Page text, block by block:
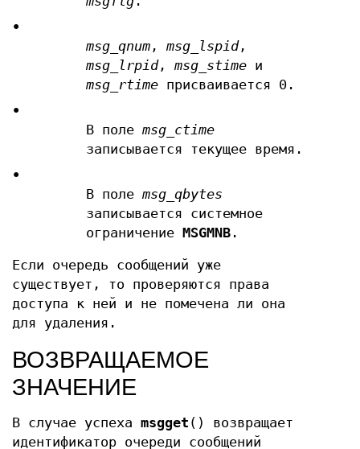
•
msg_qnum, msg_lspid,
msg_lrpid, msg_stimeи
msg_rtimeприсваивается 0.
•
В поле msg_ctime
записывается текущее время.
•
В поле msg_qbytes
записывается системное
ограничение MSGMNB.
Если очередь сообщений уже
существует, то проверяются права
доступа к ней и не помечена ли она
для удаления.
ВОЗВРАЩАЕМОЕ
ЗНАЧЕНИЕ
В случае успеха msgget () возвращает
идентификатор очереди сообщений